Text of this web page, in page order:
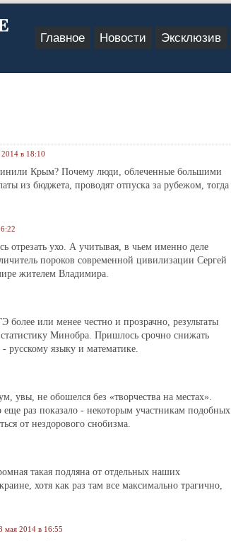
Главное Новости Эксклюзив
в 18:10
Крым? Почему люди, облеченные большими
из бюджета, проводят отпуска за рубежом, тогда
отрезать ухо. А учитывая, в чьем именно деле
пороков современной цивилизации Сергей
жителем Владимира.
более или менее честно и прозрачно, результаты
Минобра. Пришлось срочно снижать
языку и математике.
увы, не обошелся без «творчества на местах».
раз показало ‑ некоторым участникам подобных
от нездорового снобизма.
такая подляна от отдельных наших
хотя как раз там все максимально трагично,
мая 2014 в 16:55